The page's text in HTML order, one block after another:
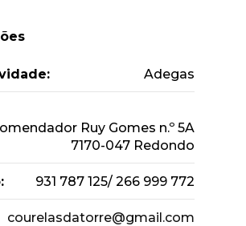
Adegas
Ruy Gomes n.º 5A
7170-047 Redondo
931 787 125/ 266 999 772
courelasdatorre@gmail.com